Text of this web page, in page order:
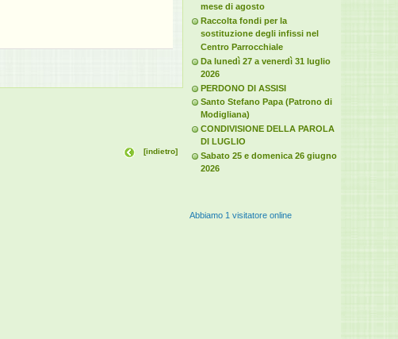
[indietro]
mese di agosto
Raccolta fondi per la
sostituzione degli infissi nel
Centro Parrocchiale
Da lunedì 27 a venerdì 31 luglio
2026
PERDONO DI ASSISI
Santo Stefano Papa (Patrono di
Modigliana)
CONDIVISIONE DELLA PAROLA
DI LUGLIO
Sabato 25 e domenica 26 giugno
2026
Abbiamo 1 visitatore online